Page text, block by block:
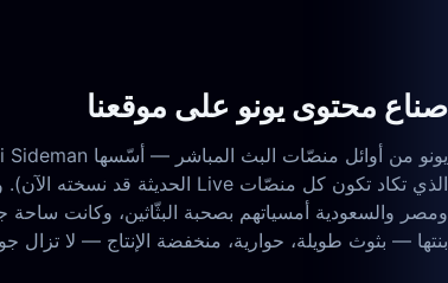
صناع محتوى يونو على موقعنا
ومصر والسعودية أمسياتهم بصحبة البثّاثين، وكانت ساحة
بنتها — بثوث طويلة، حوارية، منخفضة الإنتاج — لا تزال